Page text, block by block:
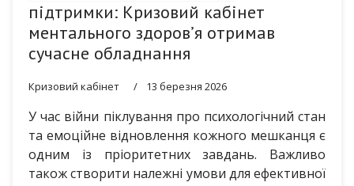
підтримки: Кризовий кабінет
ментального здоров’я отримав
сучасне обладнання
Кризовий кабінет 13 березня 2026
У час війни піклування про психологічний стан
та емоційне відновлення кожного мешканця є
одним із пріоритетних завдань. Важливо
також створити належні умови для ефективної